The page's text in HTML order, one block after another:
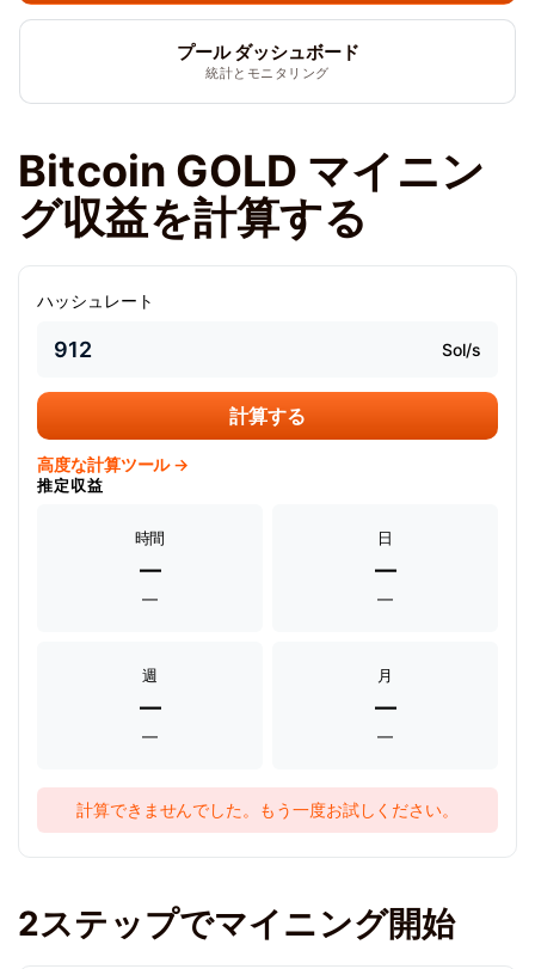
プール ダッシュボード
統計とモニタリング
Bitcoin GOLD マイニン
グ収益を計算する
ハッシュレート
Sol/s
計算する
高度な計算ツール →
推定収益
時間
—
—
日
—
—
週
—
—
月
—
—
計算できませんでした。もう一度お試しください。
2ステップでマイニング開始